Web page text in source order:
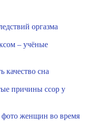
оргазма
– учёные
качество сна
причины ссор у
женщин во время